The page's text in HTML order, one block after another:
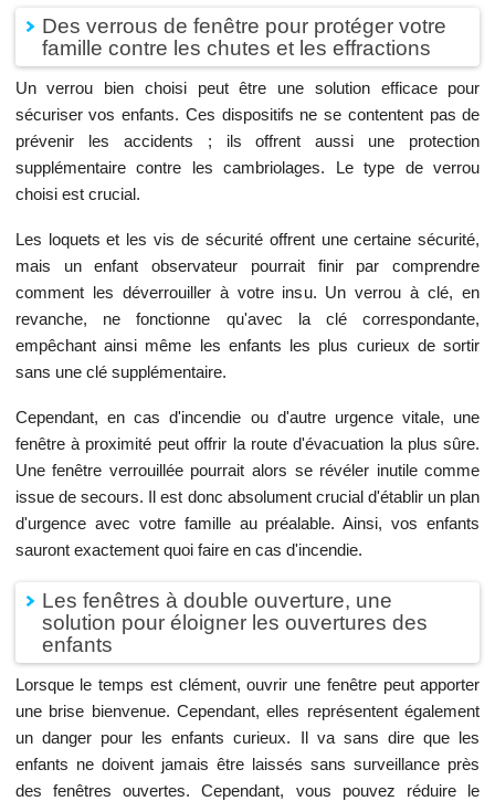
Des verrous de fenêtre pour protéger votre
famille contre les chutes et les effractions
Un verrou bien choisi peut être une solution efficace pour
sécuriser vos enfants. Ces dispositifs ne se contentent pas de
prévenir les accidents ; ils offrent aussi une protection
supplémentaire contre les cambriolages. Le type de verrou
choisi est crucial.
Les loquets et les vis de sécurité offrent une certaine sécurité,
mais un enfant observateur pourrait finir par comprendre
comment les déverrouiller à votre insu. Un verrou à clé, en
revanche, ne fonctionne qu'avec la clé correspondante,
empêchant ainsi même les enfants les plus curieux de sortir
sans une clé supplémentaire.
Cependant, en cas d'incendie ou d'autre urgence vitale, une
fenêtre à proximité peut offrir la route d'évacuation la plus sûre.
Une fenêtre verrouillée pourrait alors se révéler inutile comme
issue de secours. Il est donc absolument crucial d'établir un plan
d'urgence avec votre famille au préalable. Ainsi, vos enfants
sauront exactement quoi faire en cas d'incendie.
Les fenêtres à double ouverture, une
solution pour éloigner les ouvertures des
enfants
Lorsque le temps est clément, ouvrir une fenêtre peut apporter
une brise bienvenue. Cependant, elles représentent également
un danger pour les enfants curieux. Il va sans dire que les
enfants ne doivent jamais être laissés sans surveillance près
des fenêtres ouvertes. Cependant, vous pouvez réduire le